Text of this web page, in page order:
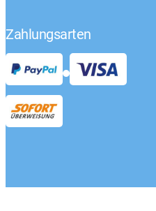
Zahlungsarten